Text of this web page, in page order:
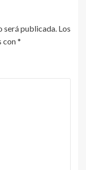
será publicada. Los
con*